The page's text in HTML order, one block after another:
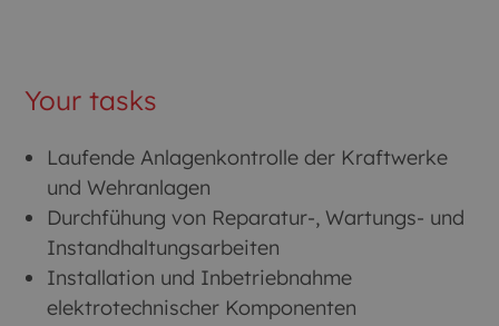
Your tasks
Laufende Anlagenkontrolle der Kraftwerke
und Wehranlagen
Durchfühung von Reparatur-, Wartungs- und
Instandhaltungsarbeiten
Installation und Inbetriebnahme
elektrotechnischer Komponenten